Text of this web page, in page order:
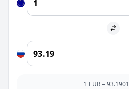
1 EUR=93.1901